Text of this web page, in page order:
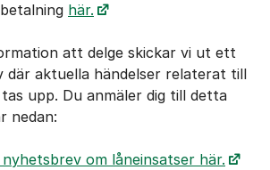
här.
att delge skickar vi ut ett
där aktuella händelser relaterat till
upp. Du anmäler dig till detta
nedan:
om låneinsatser här.